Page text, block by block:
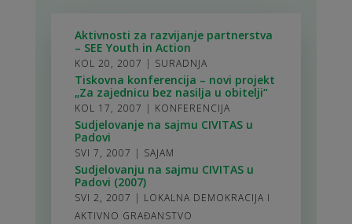
Aktivnosti za razvijanje partnerstva
– SEE Youth in Action
KOL 20, 2007 | SURADNJA
Tiskovna konferencija – novi projekt
„Za zajednicu bez nasilja u obitelji“
KOL 17, 2007 | KONFERENCIJA
Sudjelovanje na sajmu CIVITAS u
Padovi
SVI 7, 2007 | SAJAM
Sudjelovanju na sajmu CIVITAS u
Padovi (2007)
SVI 2, 2007 | LOKALNA DEMOKRACIJA I
AKTIVNO GRAĐANSTVO